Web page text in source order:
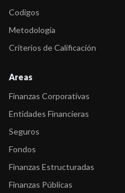
Codigos
Metodología
Criterios de Calificación
Areas
Finanzas Corporativas
Entidades Financieras
Seguros
Fondos
Finanzas Estructuradas
Finanzas Públicas